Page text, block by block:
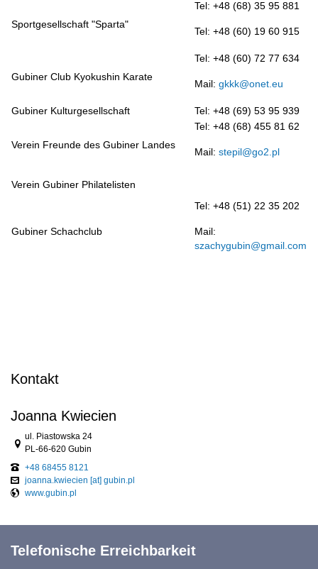
Sportgesellschaft "Sparta"
Tel: +48 (68) 35 95 881
Tel: +48 (60) 19 60 915
Gubiner Club Kyokushin Karate
Tel: +48 (60) 72 77 634
Mail: gkkk@onet.eu
Gubiner Kulturgesellschaft Tel: +48 (69) 53 95 939
Verein Freunde des Gubiner Landes
Tel: +48 (68) 455 81 62
Mail: stepil@go2.pl
Verein Gubiner Philatelisten
Gubiner Schachclub
Tel: +48 (51) 22 35 202
Mail:
szachygubin@gmail.com
Kontakt
Joanna Kwiecien
Link zur Google-Maps Navigation
ul. Piastowska 24
PL-66-620 Gubin
+48 68455 8121
joanna.kwiecien [at] gubin.pl
www.gubin.pl
Telefonische Erreichbarkeit